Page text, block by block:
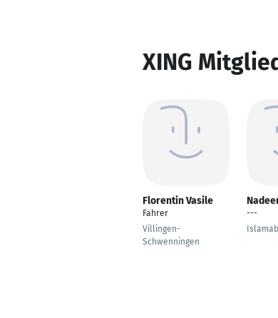
XING
Florentin Vasile
Fahrer
Villingen-
Schwenningen
---